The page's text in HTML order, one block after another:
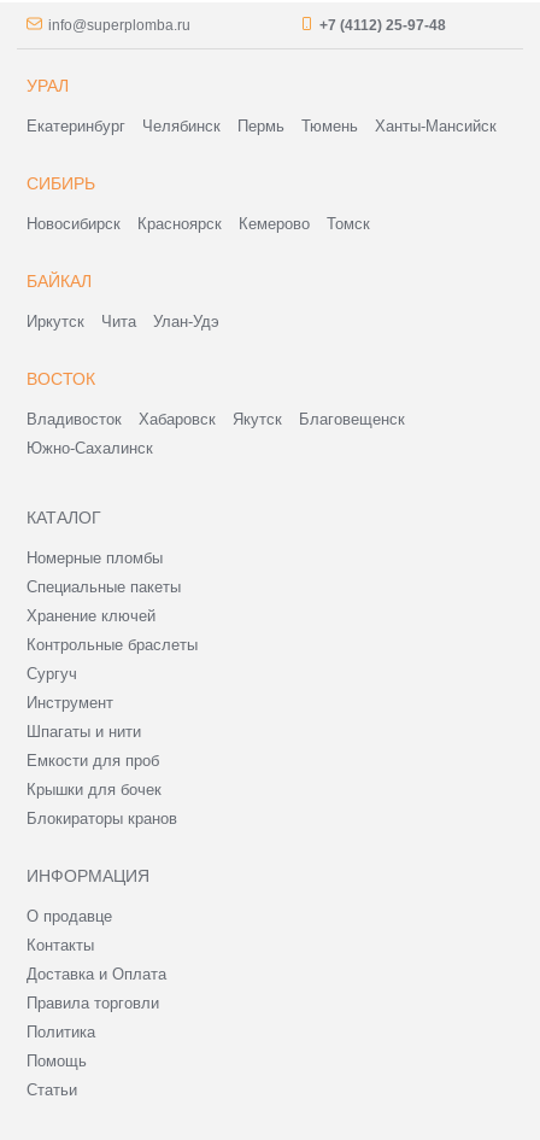
info@superplomba.ru +7 (4112) 25-97-48
УРАЛ
Екатеринбург Челябинск Пермь Тюмень Ханты-Мансийск
СИБИРЬ
Новосибирск Красноярск Кемерово Томск
БАЙКАЛ
Иркутск Чита Улан-Удэ
ВОСТОК
Владивосток Хабаровск Якутск
Благовещенск
Южно-Сахалинск
КАТАЛОГ
Номерные пломбы
Специальные пакеты
Хранение ключей
Контрольные браслеты
Сургуч
Инструмент
Шпагаты и нити
Емкости для проб
Крышки для бочек
Блокираторы кранов
ИНФОРМАЦИЯ
О продавце
Контакты
Доставка и Оплата
Правила торговли
Политика
Помощь
Статьи